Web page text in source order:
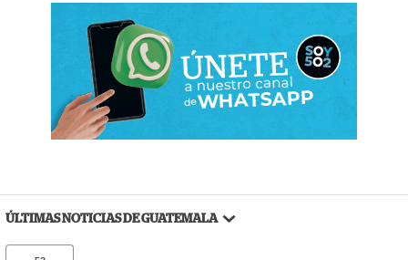
ÚLTIMAS NOTICIAS DE GUATEMALA